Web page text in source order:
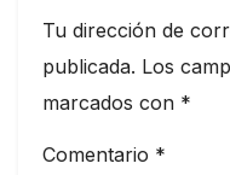
Tu dirección de
publicada. Los
marcados con *
Comentario *